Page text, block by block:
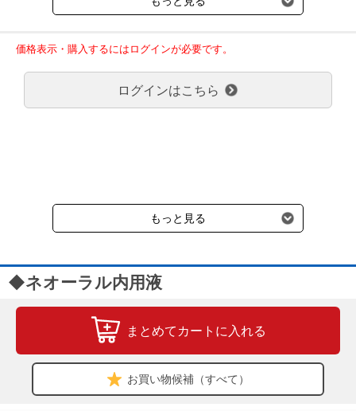
回のご注文金額（税込）が、30,000円以上で配送無料となります。
ご了承のほどよろしくお願い致します。
弊社都合でお届けが２回以上に分かれる場合の送料負担は、１回分
のみで新たな送料は発生しません。
大型商品送料が必要な商品をご注文の場合は、大型商品送料のみご
負担頂きます。
受けます。
価格表示・購入するにはログインが必要です。
ログインはこちら
もっと見る
◆ネオーラル内用液
まとめてカートに入れる
お買い物候補（すべて）